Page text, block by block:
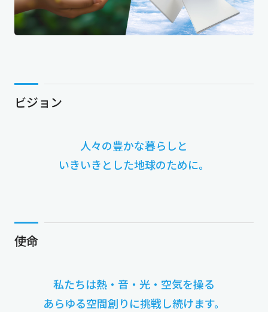
ビジョン
人々の豊かな暮らしと
いきいきとした地球のために。
使命
私たちは熱・音・光・空気を操る
あらゆる空間創りに挑戦し続けます。